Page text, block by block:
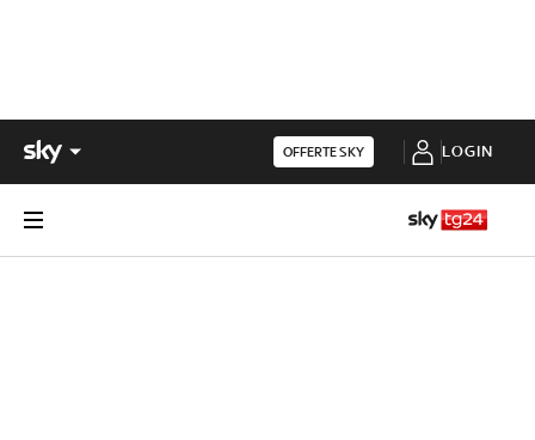
OFFERTE SKY LOGIN